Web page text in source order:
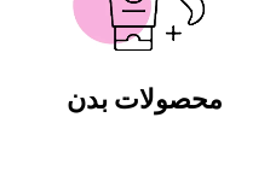
محصولات بدن